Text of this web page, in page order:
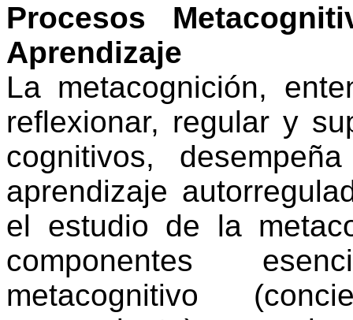
Procesos
Aprendizaje
La metacognición,
reflexionar, regular y
cognitivos,
aprendizaje
el estudio de la
componentes
metacognitivo